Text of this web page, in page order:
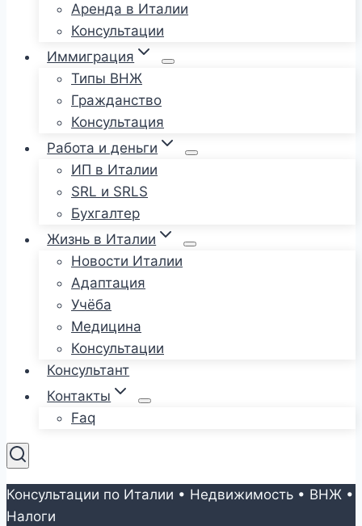
Аренда в Италии
Консультации
Иммиграция
Типы ВНЖ
Гражданство
Консультация
Работа и деньги
ИП в Италии
SRL и SRLS
Бухгалтер
Жизнь в Италии
Новости Италии
Адаптация
Учёба
Медицина
Консультации
Консультант
Контакты
Faq
Консультации по Италии • Недвижимость • ВНЖ •
Налоги